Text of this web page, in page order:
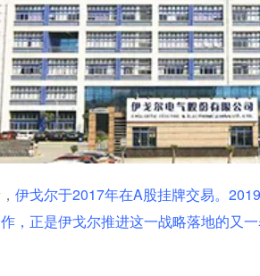
伊戈尔于2017年在A股挂牌交易。
，正是伊戈尔推进这一战略落地的又一